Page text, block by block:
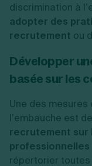
discrimination à
adopter des
recrutement ou
Développer
basée sur les
Une des
l’embauche est de
recrutement sur
professionnelles
répertorier